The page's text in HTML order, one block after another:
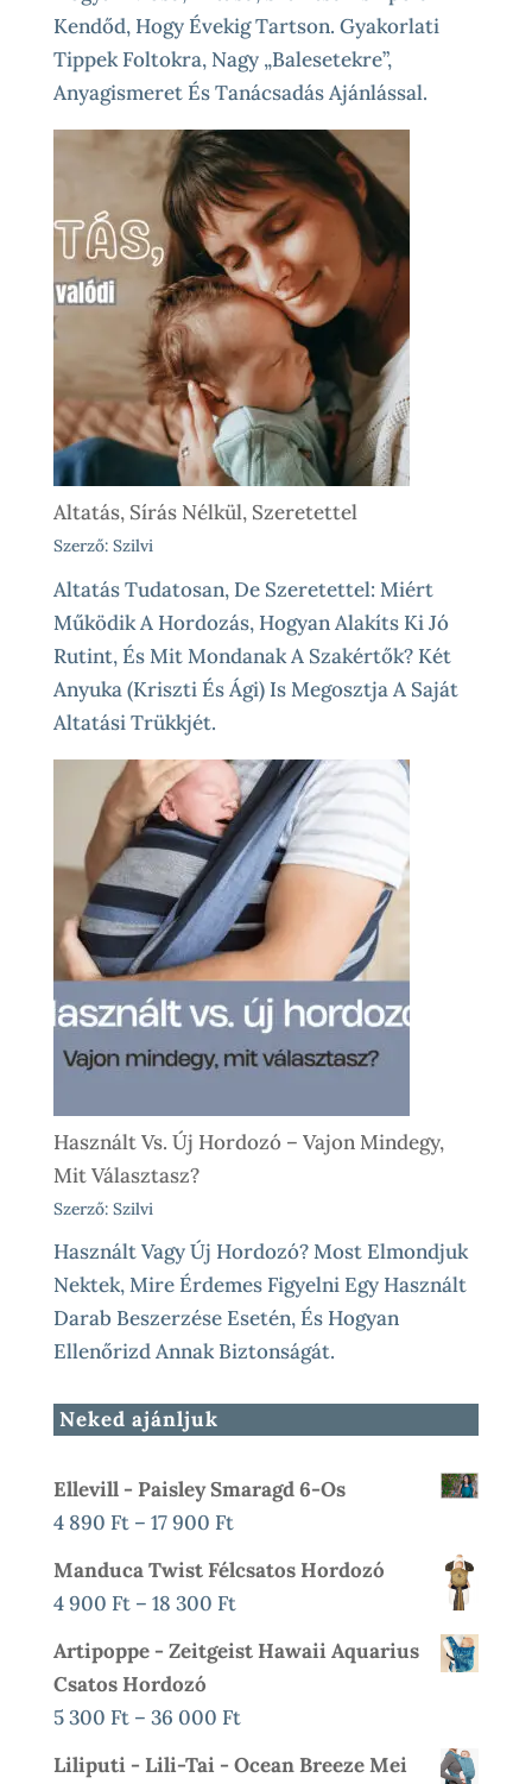
Kendőd, Hogy Évekig Tartson. Gyakorlati
Tippek Foltokra, Nagy „balesetekre”,
Anyagismeret És Tanácsadás Ajánlással.
Altatás, Sírás Nélkül, Szeretettel
Szerző: Szilvi
Altatás Tudatosan, De Szeretettel: Miért
Működik A Hordozás, Hogyan Alakíts Ki Jó
Rutint, És Mit Mondanak A Szakértők? Két
Anyuka (Kriszti És Ági) Is Megosztja A Saját
Altatási Trükkjét.
Használt Vs. Új Hordozó – Vajon Mindegy,
Mit Választasz?
Szerző: Szilvi
Használt Vagy Új Hordozó? Most Elmondjuk
Nektek, Mire Érdemes Figyelni Egy Használt
Darab Beszerzése Esetén, És Hogyan
Ellenőrizd Annak Biztonságát.
Neked ajánljuk
Ellevill - Paisley Smaragd 6-Os
4 890 Ft – 17 900 FtÁrtartomány:
17
Manduca Twist Félcsatos Hordozó
4 900 Ft – 18 300 FtÁrtartomány:
300 Ft
Artipoppe - Zeitgeist Hawaii Aquarius
Csatos Hordozó
5 300 Ft – 36 000 FtÁrtartomány:
Liliputi - Lili-Tai - Ocean Breeze Mei